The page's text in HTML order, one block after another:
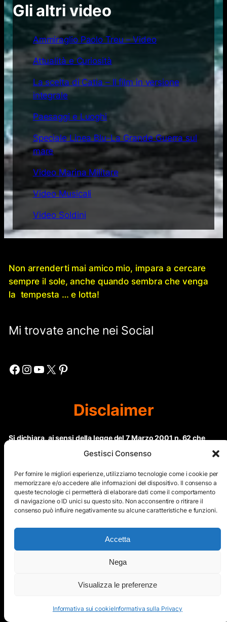
Gestisci Consenso
Per fornire le migliori esperienze, utilizziamo tecnologie come i cookie per
memorizzare e/o accedere alle informazioni del dispositivo. Il consenso a
queste tecnologie ci permetterà di elaborare dati come il comportamento
di navigazione o ID unici su questo sito. Non acconsentire o ritirare il
consenso può influire negativamente su alcune caratteristiche e funzioni.
Accetta
Nega
Visualizza le preferenze
Informativa sui cookieInformativa sulla Privacy
Gli altri video
Ammiraglio Paolo Treu – Video
Attualità e Curiosità
La scelta di Catia – Il film in versione
integrale
Paesaggi e Luoghi
Speciale Linea Blu-La Grande Guerra sul
mare
Video Marina Militare
Video Musicali
Video Soldini
Non arrenderti mai amico mio, impara a cercare
sempre il sole, anche quando sembra che venga
la tempesta … e lotta!
Mi trovate anche nei Social
Facebook Instagram YouTube X Pinterest
Disclaimer
Si dichiara, ai sensi della legge del 7 Marzo 2001 n. 62 che
questo sito non rientra nella categoria di “Informazione
regolari. Le immagini dei collaboratori detentori del
Copyright © sono riproducibili solo dietro specifica
autorizzazione. Il contenuto del sito, comprensivo di testi e
immagini, eccetto dove espressamente specificato, è
protetto da Copyright © e non può essere riprodotto e
diffuso tramite nessun mezzo elettronico o cartaceo senza
esplicita autorizzazione scritta da parte dello staff di ”Il Mare
nel cuore”
Mappa del Sito